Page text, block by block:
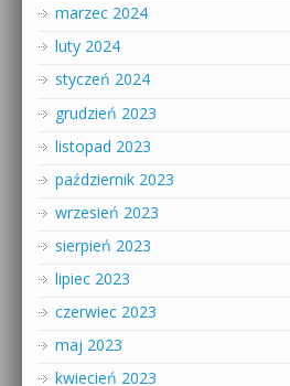
marzec 2024
luty 2024
styczeń 2024
grudzień 2023
listopad 2023
październik 2023
wrzesień 2023
sierpień 2023
lipiec 2023
czerwiec 2023
maj 2023
kwiecień 2023